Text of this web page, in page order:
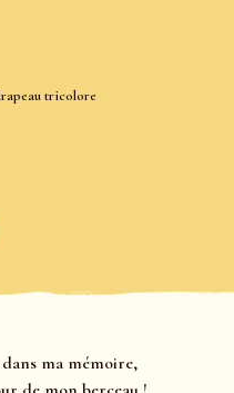
tricolore
ma mémoire,